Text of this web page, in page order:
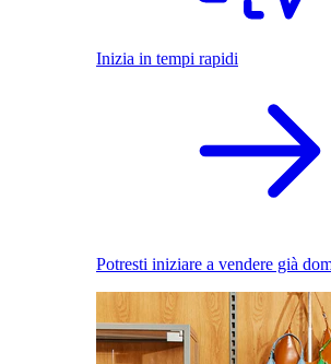
Inizia in tempi rapidi
Potresti iniziare a vendere già